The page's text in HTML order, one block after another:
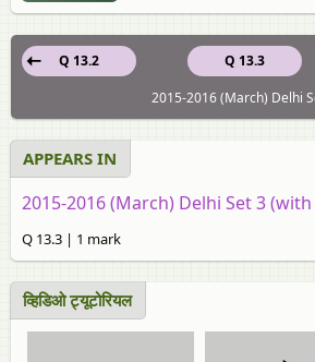
Q 13.3
Q 13.2
2015-2016 (March) Delhi
APPEARS IN
2015-2016 (March) Delhi Set 3
Q 13.3 | 1 mark
व्हिडिओ ट्यूटोरियल